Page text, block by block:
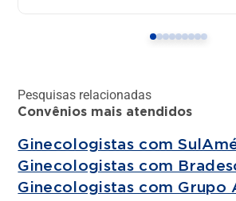
Pesquisas relacionadas
Convênios mais atendidos
Ginecologistas com
Ginecologistas com
Ginecologistas com Grupo